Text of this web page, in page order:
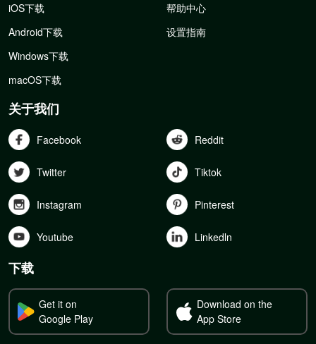
iOS下载
Android下载
Windows下载
macOS下载
帮助中心
设置指南
关于我们
Facebook Reddit
Twitter Tiktok
Instagram Pinterest
Youtube Linkedln
下载
Get it on
Google Play
Download on the
App Store